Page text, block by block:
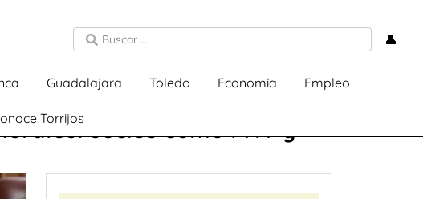
👤
Guadalajara Toledo Economía Empleo
Torrijossocios como PNV y